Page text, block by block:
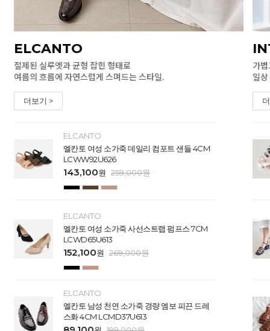
ELCANTO
절제된 실루엣과 균형 잡힌 형태로
여름의 흐름에 자연스럽게 스며드는 스타일.
더보기 >
ELCANTO
엘칸토 여성 소가죽 데일리 컴포트 샌들 4CM
LCWW92U626
143,100원 259,000원
ELCANTO
엘칸토 여성 소가죽 사선스트랩 펌프스 7CM
LCWD65U613
152,100원 269,000원
ELCANTO
엘칸토 남성 천연 소가죽 경량 엠보 피끈 드레
스화 4CM LCMD37U613
가
일